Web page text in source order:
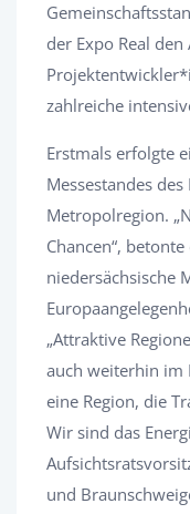
der Expo Real
zahlreiche
Erstmals erfolgte
Messestandes
Metropolregion.
Chancen“,
niedersächsische
„Attraktive
auch weiterhin im
eine Region, die
Wir sind das
und